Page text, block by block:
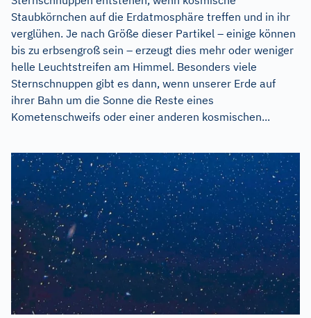
Staubkörnchen auf die Erdatmosphäre treffen und in ihr
verglühen. Je nach Größe dieser Partikel – einige können
bis zu erbsengroß sein – erzeugt dies mehr oder weniger
helle Leuchtstreifen am Himmel. Besonders viele
Sternschnuppen gibt es dann, wenn unserer Erde auf
ihrer Bahn um die Sonne die Reste eines
Kometenschweifs oder einer anderen kosmischen...